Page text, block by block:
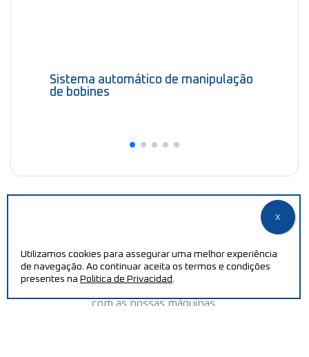
Sistema automático de manipulação
de bobines
PRECISA DE AJUDA?
Aumente a sua eficiência e reduza os custos de produção
com as nossas máquinas.
Utilizamos cookies para assegurar uma melhor experiência
de navegação. Ao continuar aceita os termos e condições
presentes na Politica de Privacidad.